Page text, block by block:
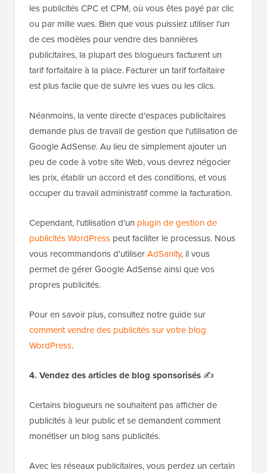
les publicités CPC et CPM, où vous êtes payé par clic
ou par mille vues. Bien que vous puissiez utiliser l'un
de ces modèles pour vendre des bannières
publicitaires, la plupart des blogueurs facturent un
tarif forfaitaire à la place. Facturer un tarif forfaitaire
est plus facile que de suivre les vues ou les clics.
Néanmoins, la vente directe d'espaces publicitaires
demande plus de travail de gestion que l'utilisation de
Google AdSense. Au lieu de simplement ajouter un
peu de code à votre site Web, vous devrez négocier
les prix, établir un accord et des conditions, et vous
occuper du travail administratif comme la facturation.
Cependant, l'utilisation d'un plugin de gestion de
publicités WordPress peut faciliter le processus. Nous
vous recommandons d'utiliserAdSanity, il vous
permet de gérer Google AdSense ainsi que vos
propres publicités.
Pour en savoir plus, consultez notre guide sur
comment vendre des publicités sur votre blog
WordPress.
4. Vendez des articles de blog sponsorisés ✍️
Certains blogueurs ne souhaitent pas afficher de
publicités à leur public et se demandent comment
monétiser un blog sans publicités.
Avec les réseaux publicitaires, vous perdez un certain